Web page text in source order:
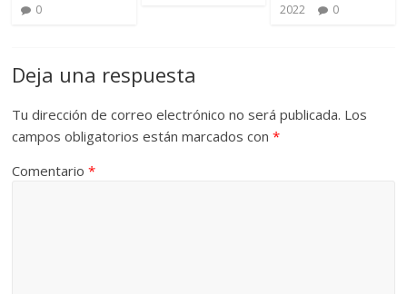
0
2022
0
Deja una respuesta
Tu dirección de correo electrónico no será publicada. Los
campos obligatorios están marcados con*
Comentario*